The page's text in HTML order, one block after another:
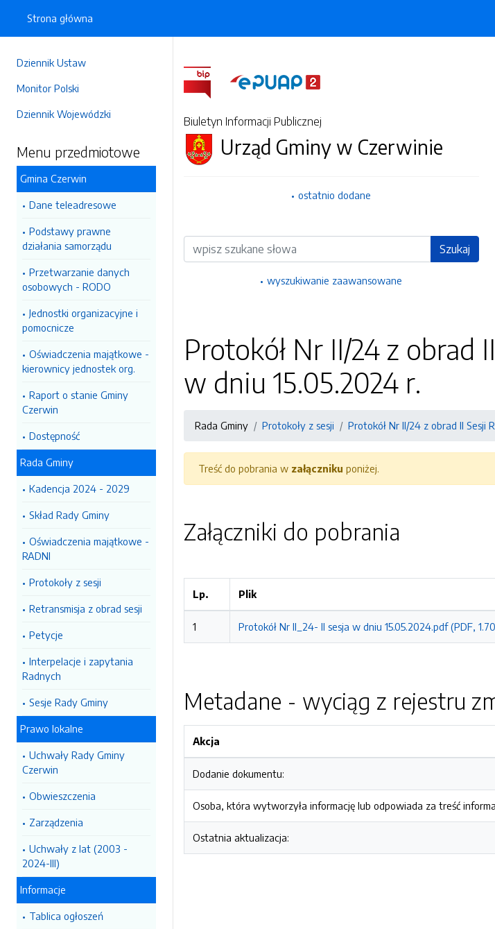
Dziennik Ustaw
Monitor Polski
Dziennik Wojewódzki
Menu przedmiotowe
Gmina Czerwin
Dane teleadresowe
Podstawy prawne
działania samorządu
Przetwarzanie danych
osobowych - RODO
Jednostki organizacyjne i
pomocnicze
Oświadczenia majątkowe -
kierownicy jednostek org.
Raport o stanie Gminy
Czerwin
Dostępność
Rada Gminy
Kadencja 2024 - 2029
Skład Rady Gminy
Oświadczenia majątkowe -
RADNI
Protokoły z sesji
Retransmisja z obrad sesji
Petycje
Interpelacje i zapytania
Radnych
Sesje Rady Gminy
Prawo lokalne
Uchwały Rady Gminy
Czerwin
Obwieszczenia
Zarządzenia
Uchwały z lat (2003 -
2024-III)
Informacje
Tablica ogłoszeń
Strona główna
Biuletyn Informacji Publicznej
Urząd Gminy w Czerwinie
ostatnio dodane
Wyszukiwarka Szukaj
wyszukiwanie zaawansowane
Protokół Nr II/24 z obrad
w dniu 15.05.2024 r.
Rada Gminy Protokoły z sesji Protokół Nr II/24 z obrad II Sesji
Treść do pobrania w załączniku poniżej.
Załączniki do pobrania
Lp. Plik
1 Protokół Nr II_24- II sesja w dniu 15.05.2024.pdf (PDF,
Metadane - wyciąg z rejestru
Akcja
Dodanie dokumentu:
Osoba, która wytworzyła informację lub odpowiada za treść
Ostatnia aktualizacja: